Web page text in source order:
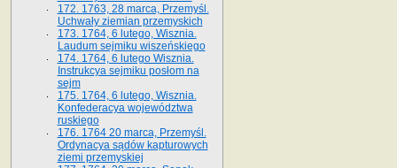
172. 1763, 28 marca, Przemyśl.
Uchwały ziemian przemyskich
173. 1764, 6 lutego, Wisznia.
Laudum sejmiku wiszeńskiego
174. 1764, 6 lutego Wisznia.
Instrukcya sejmiku posłom na
sejm
175. 1764, 6 lutego, Wisznia.
Konfederacya województwa
ruskiego
176. 1764 20 marca, Przemyśl.
Ordynacya sądów kapturowych
ziemi przemyskiej